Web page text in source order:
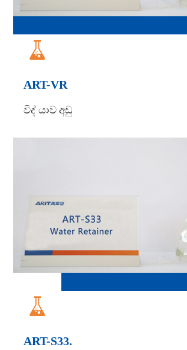

ART-VR
විද් යාව අඩු

ART-S33.